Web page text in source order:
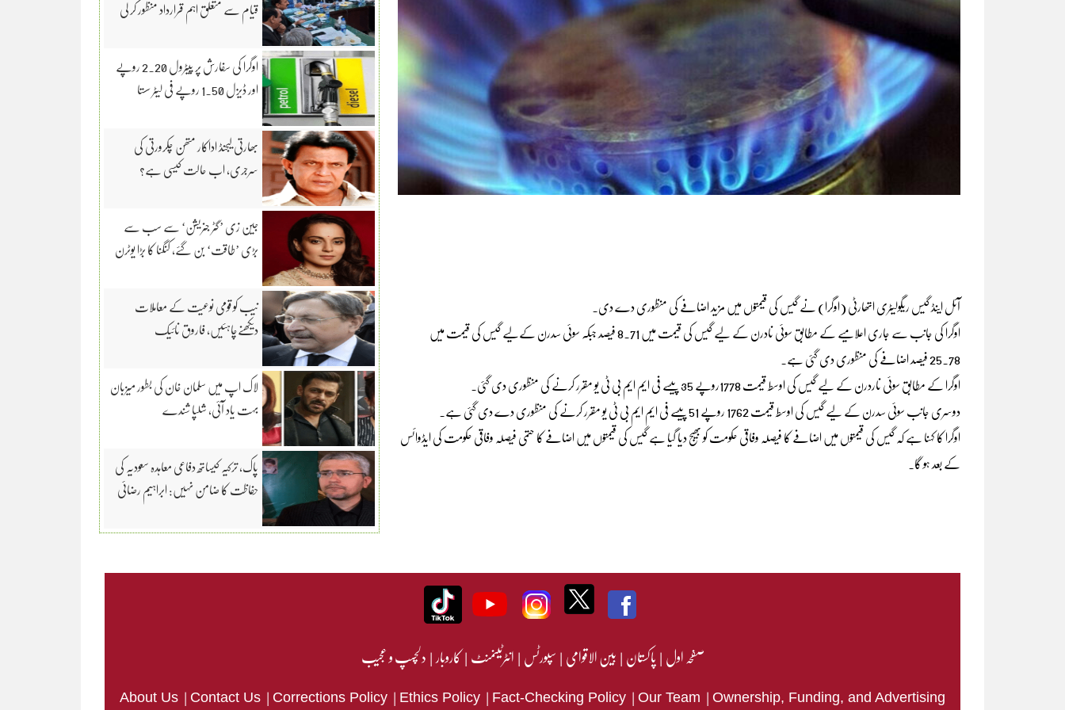
آئل اینڈ گیس ریگولیٹری اتھارٹی (اوگرا) نے گیس کی قیمتوں میں مزید اضافے کی منظوری دے دی۔
اوگرا کی جانب سے جاری اعلامیے کے مطابق سوئی نادرن کے لیے گیس کی قیمت میں 8.71 فیصد جبکہ سوئی سدرن کےلیے گیس کی قیمت میں
25.78 فیصد اضافے کی منظوری دی گئی ہے۔
اوگرا کے مطابق سوئی ناردرن کے لیے گیس کی اوسط قیمت 1778روپے 35 پیسے فی ایم ایم بی ٹی یو مقرر کرنے کی منظوری دی گئی۔
دوسری جانب سوئی سدرن کے لیے گیس کی اوسط قیمت 1762 روپے 51 پیسے فی ایم ایم بی ٹی یو مقرر کرنے کی منظوری دے دی گئی ہے۔
اوگرا کا کہنا ہے کہ گیس کی قیمتوں میں اضافے کا فیصلہ وفاقی حکومت کو بھیج دیا گیا ہے گیس کی قیمتوں میں اضافے کا حتمی فیصلہ وفاقی حکومت کی ایڈوائس
کے بعد ہو گا۔
قیام سے متعلق اہم قرارداد منظور کر لی
اوگرا کی سفارش پر پیٹرول 2.20 روپے
اور ڈیزل 1.50 روپے فی لیٹر سستا
بھارتی لیجنڈ اداکار متھن چکرورتی کی
سرجری، اب حالت کیسی ہے؟
جین زی ’گٹر جنریشن‘ سے سب سے
بڑی ’طاقت‘ بن گئے، کنگنا کا بڑا یوٹرن
نیب کو قومی نوعیت کے معاملات
دیکھنےچاہئیں، فاروق نائیک
لاک اپ میں سلمان خان کی بطور میزبان
بہت یاد آئی، شلپا شندے
پاک، ترکیہ کیساتھ دفاعی معاہدہ سعودیہ کی
حفاظت کا ضامن نہیں: ابراہیم رضائی
صفحہ اول|پاکستان|بین الاقوامی|سپورٹس|انٹرٹینمنٹ|کاروبار|دلچسپ و عجیب
About Us | Contact Us | Corrections Policy | Ethics Policy | Fact-Checking Policy | Our Team | Ownership, Funding, and Advertising